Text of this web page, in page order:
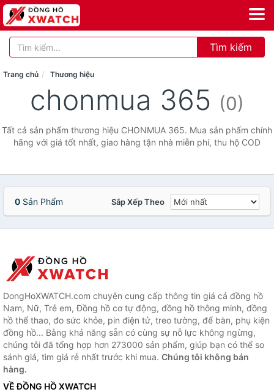
Tìm kiếm
Trang chủ Thương hiệu
chonmua 365 (0)
Tất cả sản phẩm thương hiệu CHONMUA 365. Mua sản phẩm chính
hãng với giá tốt nhất, giao hàng tận nhà miễn phí, thu hộ COD
0 Sản Phẩm Sắp Xếp Theo
DongHoXWATCH.com chuyên cung cấp thông tin giá cả đồng hồ
Nam, Nữ, Trẻ em, Đồng hồ cơ tự động, đồng hồ thông minh, đồng
hồ thể thao, đo sức khỏe, pin điện tử, treo tường, để bàn, phụ kiện
đồng hồ... Bằng khả năng sẵn có cùng sự nỗ lực không ngừng,
chúng tôi đã tổng hợp hơn 273000 sản phẩm, giúp bạn có thể so
sánh giá, tìm giá rẻ nhất trước khi mua. Chúng tôi không bán
hàng.
VỀ ĐỒNG HỒ XWATCH